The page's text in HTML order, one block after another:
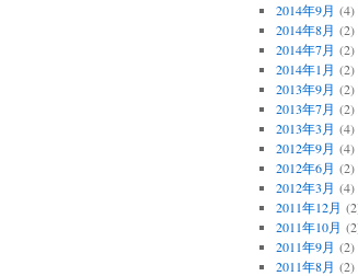
2014年9月 (4)
2014年8月 (2)
2014年7月 (2)
2014年1月 (2)
2013年9月 (2)
2013年7月 (2)
2013年3月 (4)
2012年9月 (4)
2012年6月 (2)
2012年3月 (4)
2011年12月
2011年10月
2011年9月 (2)
2011年8月 (2)